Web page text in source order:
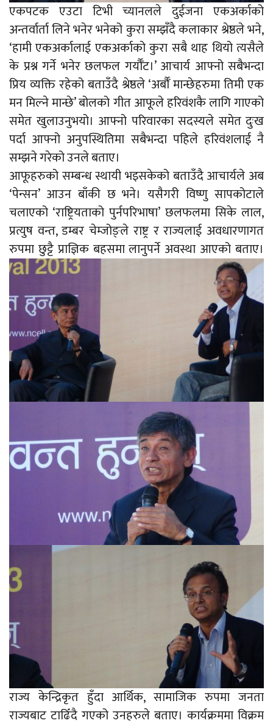
एकपटक एउटा टिभी च्यानलले दुईजना एकअर्काको
अन्तर्वार्ता लिने भनेर भनेको कुरा सम्झँदै कलाकार श्रेष्ठले भने,
‘हामी एकअर्कालाई एकअर्काको कुरा सबै थाह थियो त्यसैले
के प्रश्न गर्ने भनेर छलफल गर्यौँट।’ आचार्य आफ्नो सबैभन्दा
प्रिय व्यक्ति रहेको बताउँदै श्रेष्ठले ‘अर्बौँ मान्छेहरुमा तिमी एक
मन मिल्ने मान्छे’ बोलको गीत आफूले हरिवंशकै लागि गाएको
समेत खुलाउनुभयो। आफ्नो परिवारका सदस्यले समेत दुःख
पर्दा आफ्नो अनुपस्थितिमा सबैभन्दा पहिले हरिवंशलाई नै
सम्झने गरेको उनले बताए।
आफूहरुको सम्बन्ध स्थायी भइसकेको बताउँदै आचार्यले अब
‘पेन्सन’ आउन बाँकी छ भने। यसैगरी विष्णु सापकोटाले
चलाएको ‘राष्ट्रियताको पुर्नपरिभाषा’ छलफलमा सिके लाल,
प्रत्युष वन्त, डम्बर चेम्जोङ्ले राष्ट्र र राज्यलाई अवधारणागत
रुपमा छुट्टै प्राज्ञिक बहसमा लानुपर्ने अवस्था आएको बताए।
राज्य केन्द्रिकृत हुँदा आर्थिक, सामाजिक रुपमा जनता
राज्यबाट टाढिँदै गएको उनहरुले बताए। कार्यक्रममा विक्रम